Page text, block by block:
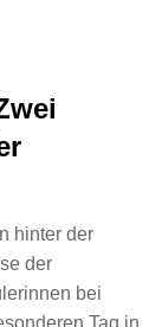
hinter der
der
bei
Tag in